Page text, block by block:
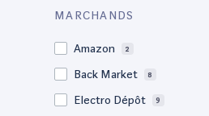
MARCHANDS
Amazon 2
Back Market 8
Electro Dépôt 9